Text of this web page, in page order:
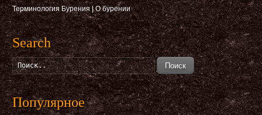
Терминология Бурения|О бурении
Search
Поиск
Популярное